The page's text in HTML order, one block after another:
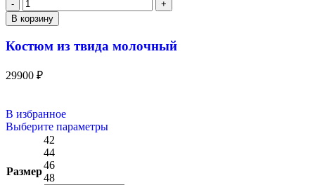
В корзину
Костюм из твида молочный
29900 ₽
В избранное
Выберите параметры
Размер
42
44
46
48